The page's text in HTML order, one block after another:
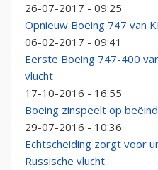
26-07-2017 - 09:25
Opnieuw Boeing 747 van
06-02-2017 - 09:41
Eerste Boeing 747-400
vlucht
17-10-2016 - 16:55
Boeing zinspeelt op
29-07-2016 - 10:36
Echtscheiding zorgt voor
Russische vlucht